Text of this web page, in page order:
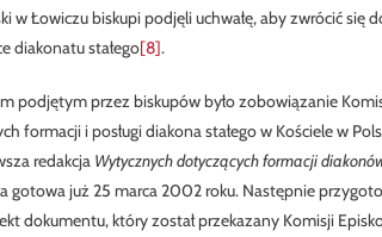
w Łowiczu biskupi podjęli uchwałę, aby zwrócić
diakonatu stałego[8].
podjętym przez biskupów było zobowiązanie
formacji i posługi diakona stałego w Kościele w
redakcja Wytycznych dotyczących formacji
gotowa już 25 marca 2002 roku. Następnie
dokumentu, który został przekazany Komisji